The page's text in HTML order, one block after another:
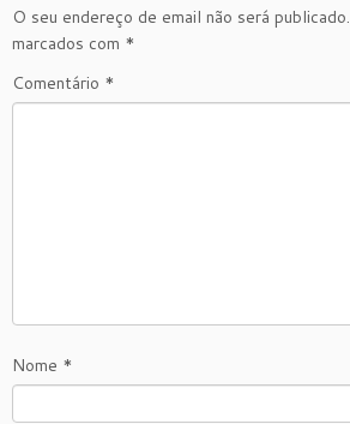
O seu endereço de email não será publicado.
marcados com *
Comentário *
Nome *